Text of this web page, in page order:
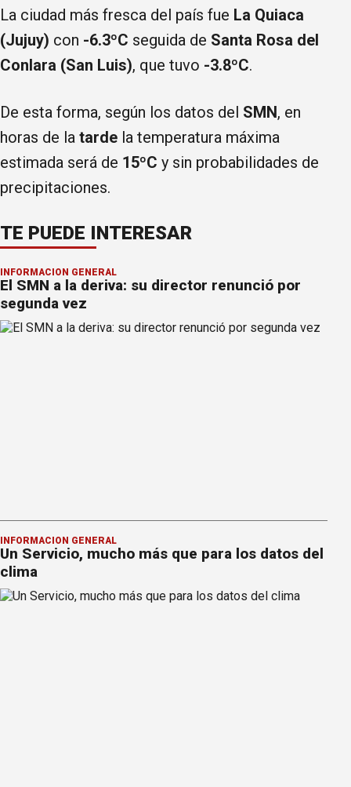
La ciudad más fresca del país fue La Quiaca
(Jujuy) con -6.3ºC seguida de Santa Rosa del
Conlara (San Luis), que tuvo -3.8ºC.
De esta forma, según los datos del SMN, en
horas de la tarde la temperatura máxima
estimada será de 15ºC y sin probabilidades de
precipitaciones.
TE PUEDE INTERESAR
INFORMACION GENERAL
El SMN a la deriva: su director renunció por
segunda vez
INFORMACION GENERAL
Un Servicio, mucho más que para los datos del
clima